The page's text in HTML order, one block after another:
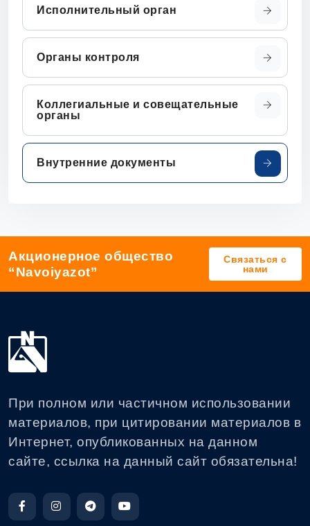
Исполнительный орган
Органы контроля
Коллегиальные и совещательные
органы
Внутренние документы
Акционерное общество
“Navoiyazot”
Связаться с
нами
При полном или частичном использовании
материалов, при цитировании материалов в
Интернет, опубликованных на данном
сайте, ссылка на данный сайт обязательна!